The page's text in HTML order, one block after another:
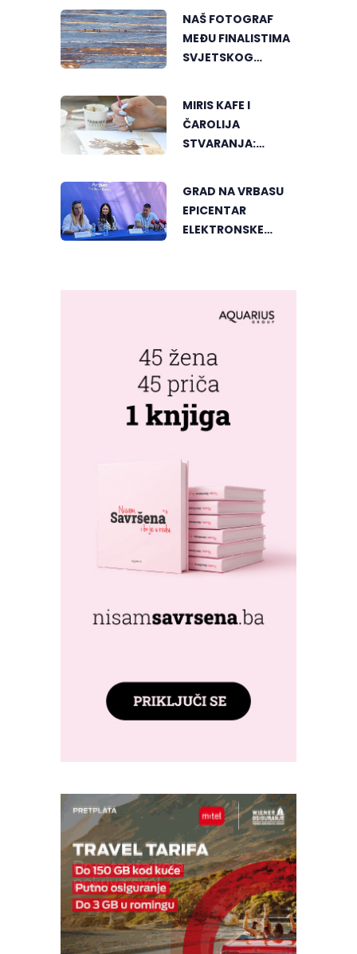
RIBLJEG PAPRIKAŠA
U DVOROVIMA
NAŠ FOTOGRAF
MEĐU FINALISTIMA
SVJETSKOG
FESTIVALA U
MONGOLIJI
MIRIS KAFE I
ČAROLIJA
STVARANJA:
BANJALUCI
GRAD NA VRBASU
EPICENTAR
ELEKTRONSKE